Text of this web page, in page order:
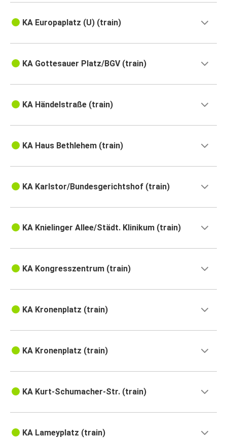
KA Europaplatz (U) (train)
KA Gottesauer Platz/BGV (train)
KA Händelstraße (train)
KA Haus Bethlehem (train)
KA Karlstor/Bundesgerichtshof (train)
KA Knielinger Allee/Städt. Klinikum (train)
KA Kongresszentrum (train)
KA Kronenplatz (train)
KA Kronenplatz (train)
KA Kurt-Schumacher-Str. (train)
KA Lameyplatz (train)